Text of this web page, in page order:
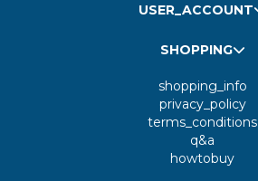
USER_ACCOUNT
SHOPPING
shopping_info
privacy_policy
terms_conditions
q&a
howtobuy